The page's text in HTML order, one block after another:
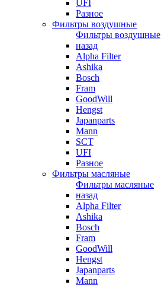
UFI
Разное
Фильтры воздушные
Фильтры воздушные
назад
Alpha Filter
Ashika
Bosch
Fram
GoodWill
Hengst
Japanparts
Mann
SCT
UFI
Разное
Фильтры масляные
Фильтры масляные
назад
Alpha Filter
Ashika
Bosch
Fram
GoodWill
Hengst
Japanparts
Mann